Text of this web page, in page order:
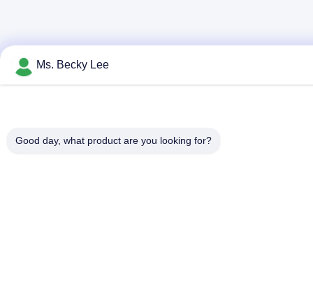
Ms. Becky Lee
Good day, what product are you looking for?